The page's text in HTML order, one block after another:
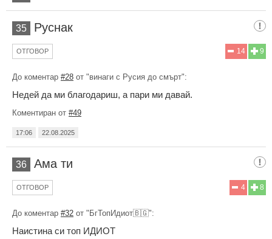
35 Руснак
9
14
ОТГОВОР
До коментар #28 от "винаги с Русия до смърт":
Недей да ми благодариш, а пари ми давай.
Коментиран от #49
17:06 22.08.2025
36 Ама ти
8
4
ОТГОВОР
До коментар #32 от "БгТопИдиот🇧🇬":
Наистина си топ ИДИОТ